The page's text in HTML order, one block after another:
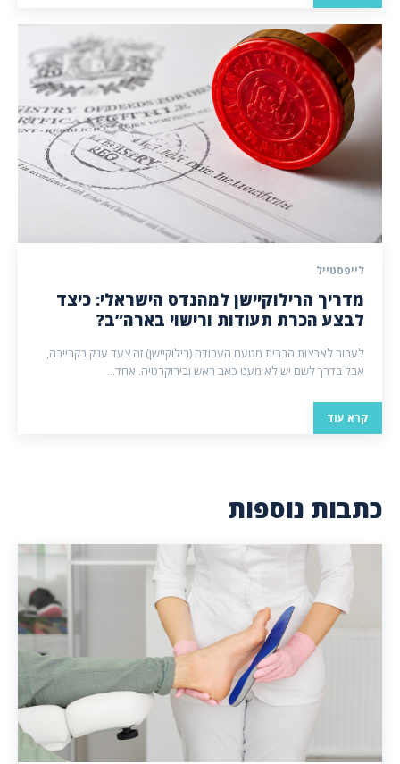
לייפסטייל
מדריך הרילוקיישן למהנדס הישראלי: כיצד
לבצע הכרת תעודות ורישוי בארה”ב?
לעבור לארצות הברית מטעם העבודה (רילוקיישן) זה צעד ענק בקריירה,
אבל בדרך לשם יש לא מעט כאב ראש ובירוקרטיה. אחד...
קרא עוד
כתבות נוספות